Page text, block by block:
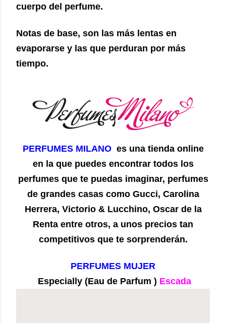
cuerpo del perfume.
Notas de base, son las más lentas en
evaporarse y las que perduran por más
tiempo.
PERFUMES MILANOes una tienda online
en la que puedes encontrar todos los
perfumes que te puedas imaginar, perfumes
de grandes casas como Gucci, Carolina
Herrera, Victorio & Lucchino, Oscar de la
Renta entre otros, a unos precios tan
competitivos que te sorprenderán.
PERFUMES MUJER
Especially (Eau de Parfum ) Escada